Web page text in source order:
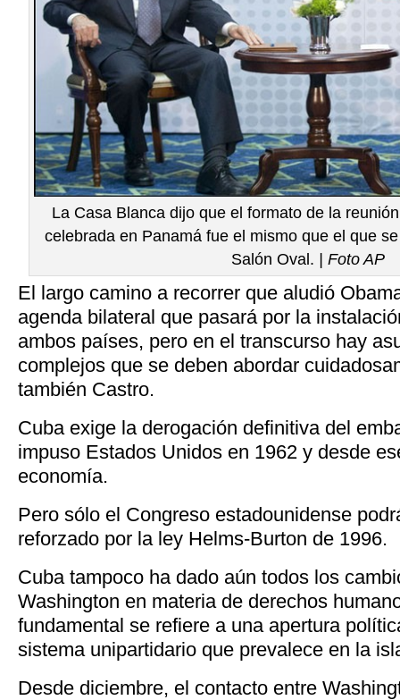
La Casa Blanca dijo que el formato de la
celebrada en Panamá fue el mismo que el que
Salón Oval.
| Foto AP
El largo camino a recorrer que aludió
agenda bilateral que pasará por la
ambos países, pero en el transcurso hay
complejos que se deben abordar
también Castro.
Cuba exige la derogación definitiva del
impuso Estados Unidos en 1962 y desde
economía.
Pero sólo el Congreso estadounidense
reforzado por la ley Helms-Burton de 1996.
Cuba tampoco ha dado aún todos los
Washington en materia de derechos
fundamental se refiere a una apertura
sistema unipartidario que prevalece en la
Desde diciembre, el contacto entre